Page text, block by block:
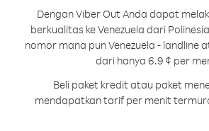
Dengan Viber Out Anda dapat
berkualitas ke Venezuela dari
nomor mana pun Venezuela - landline
dari hanya 6.9 ¢ per
Beli paket kredit atau paket
mendapatkan tarif per menit